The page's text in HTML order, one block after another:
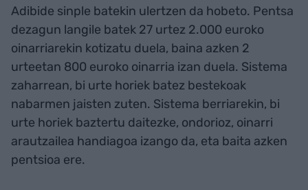
Adibide sinple batekin ulertzen da hobeto. Pentsa
dezagun langile batek 27 urtez 2.000 euroko
oinarriarekin kotizatu duela, baina azken 2
urteetan 800 euroko oinarria izan duela. Sistema
zaharrean, bi urte horiek batez bestekoak
nabarmen jaisten zuten. Sistema berriarekin, bi
urte horiek baztertu daitezke, ondorioz, oinarri
arautzailea handiagoa izango da, eta baita azken
pentsioa ere.